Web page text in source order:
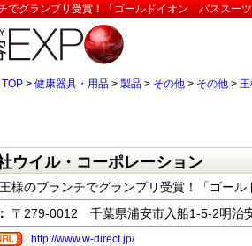
でグランプリ受賞！「ゴールドイオン バススー
> 健康器具・用品 > 製品 > その他 > その他 >
ウイル・コーポレーション
王様のブランチでグランプリ受賞！「ゴー
〒279-0012 千葉県浦安市入船1-5-2明治
http://www.w-direct.jp/